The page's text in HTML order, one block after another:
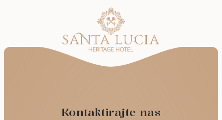
Kontaktirajte nas